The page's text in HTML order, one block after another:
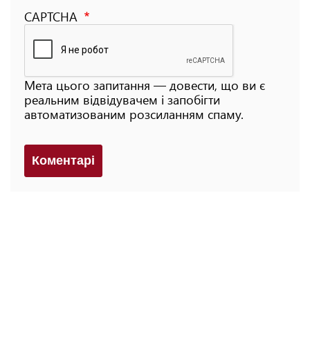
CAPTCHA
Мета цього запитання — довести, що ви є
реальним відвідувачем і запобігти
автоматизованим розсиланням спаму.
Коментарi